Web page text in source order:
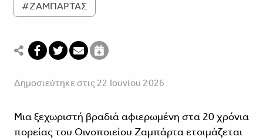
#ΖΑΜΠΑΡΤΑΣ
Δημοσιεύτηκε στις 22 Ιουνίου 2026
Μια ξεχωριστή βραδιά αφιερωμένη στα 20 χρόνια
πορείας του Οινοποιείου Ζαμπάρτα ετοιμάζεται